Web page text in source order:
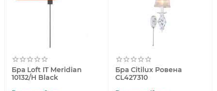
Бра Loft IT Meridian
10132/H Black
Бра Citilux Ровена
CL427310